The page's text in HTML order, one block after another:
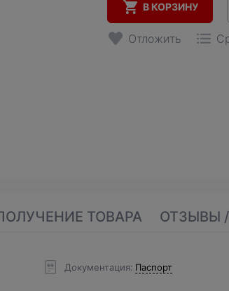
В КОРЗИНУ
Отложить
ТОВАРА ОТЗЫВЫ
Документация Паспорт